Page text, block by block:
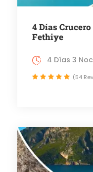
4 Días
Fethiye
4 Días 3
(54